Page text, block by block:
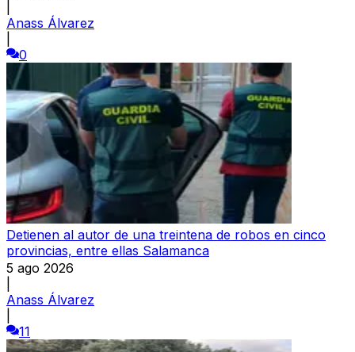
Anass Álvarez
0
Detienen al autor de una treintena de robos en cinco
provincias, entre ellas Salamanca
5 ago 2026
Anass Álvarez
11